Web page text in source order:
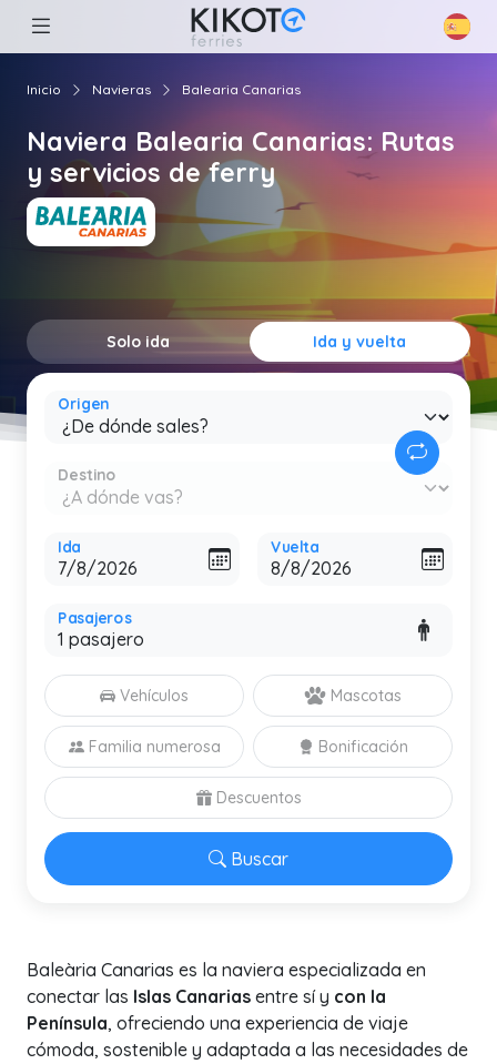
Inicio Navieras Balearia Canarias
Naviera Balearia Canarias: Rutas
y servicios de ferry
Solo ida Ida y vuelta
Origen
Destino
Ida Vuelta
Pasajeros
Buscar
Vehículos Mascotas
Familia numerosa Bonificación
Descuentos
Baleària Canarias es la naviera especializada en
conectar las Islas Canarias entre sí y con la
Península, ofreciendo una experiencia de viaje
cómoda, sostenible y adaptada a las necesidades de